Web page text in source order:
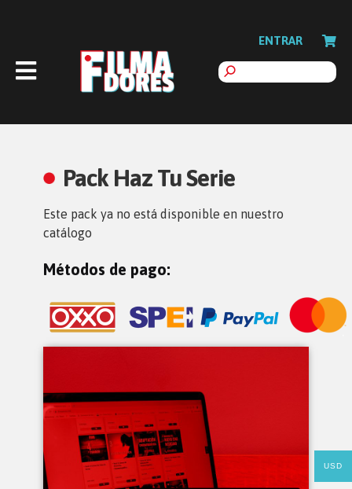
ENTRAR
Pack Haz Tu Serie
Este pack ya no está disponible en nuestro
catálogo
Métodos de pago:
USD